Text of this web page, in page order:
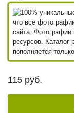
что все
сайта. Фотографии
ресурсов. Каталог
пополняется
115 руб.